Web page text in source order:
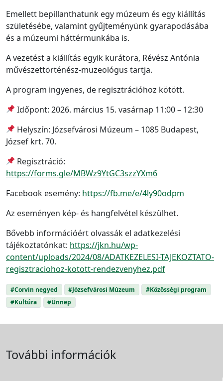
Emellett bepillanthatunk egy múzeum és egy kiállítás
születésébe, valamint gyűjteményünk gyarapodásába
és a múzeumi háttérmunkába is.
A vezetést a kiállítás egyik kurátora, Révész Antónia
művészettörténész-muzeológus tartja.
A program ingyenes, de regisztrációhoz kötött.
Időpont: 2026. március 15. vasárnap 11:00 – 12:30
Helyszín: Józsefvárosi Múzeum – 1085 Budapest,
József krt. 70.
Regisztráció:
https://forms.gle/MBWz9YtGC3szzYXm6
Facebook esemény: https://fb.me/e/4ly90odpm
Az eseményen kép- és hangfelvétel készülhet.
Bővebb információért olvassák el adatkezelési
tájékoztatónkat: https://jkn.hu/wp-
content/uploads/2024/08/ADATKEZELESI-TAJEKOZTATO-
regisztraciohoz-kotott-rendezvenyhez.pdf
#Corvin negyed #Józsefvárosi Múzeum
#Közösségi program
#Kultúra
#Ünnep
További információk